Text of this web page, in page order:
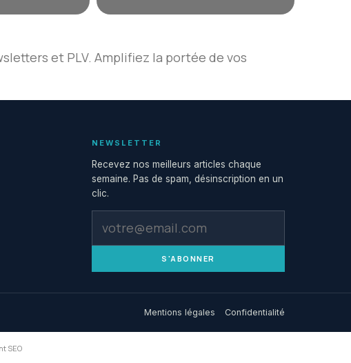
et PLV. Amplifiez la portée de vos
NEWSLETTER
Recevez nos meilleurs articles chaque
semaine. Pas de spam, désinscription en un
clic.
S'ABONNER
Mentions légales Confidentialité
SEO